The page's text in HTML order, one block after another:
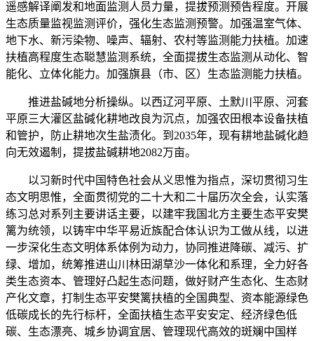
遥感解译阐发和地面监测人员力量，提拔预测预告程度。开展
生态质量监视监测评价，强化生态监测预警。加强温室气体、
地下水、新污染物、噪声、辐射、农村等监测能力扶植。加速
扶植高程度生态聪慧监测系统，全面提拔生态监测从动化、智
能化、立体化能力。加强旗县（市、区）生态监测能力扶植。
推进盐碱地分析操纵。以西辽河平原、土默川平原、河套
平原三大灌区盐碱化耕地改良为沉点，加强农田根本设备扶植
和管护，防止耕地次生盐渍化。到2035年，现有耕地盐碱化趋
向无效遏制，提拔盐碱耕地2082万亩。
以习新时代中国特色社会从义思惟为指点，深切贯彻习生
态文明思惟，全面贯彻党的二十大和二十届历次全会，认实落
练习总对系列主要讲话主要，以建牢我国北方主要生态平安樊
篱为统领，以铸牢中华平易近族配合体认识为工做从线，以进
一步深化生态文明体系体例为动力，协同推进降碳、减污、扩
绿、增加，统筹推进山川林田湖草沙一体化和系理，全力好各
类生态资本、管理好凸起生态问题，做好财产生态化、生态财
产化文章，打制生态平安樊篱扶植的全国典型、资本能源绿色
低碳成长的先行标杆，全面扶植生态平安安定、经济绿色低
碳、生态漂亮、城乡协调宜居、管理现代高效的斑斓中国样